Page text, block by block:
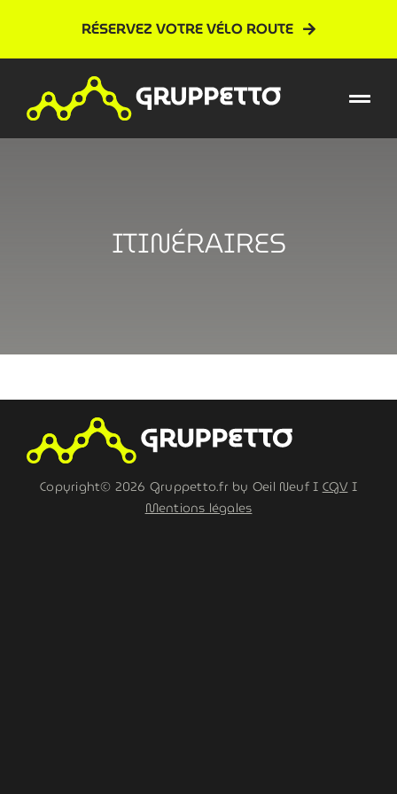
content
RÉSERVEZ VOTRE VÉLO ROUTE
ITINÉRAIRES
Copyright© 2026 Gruppetto.fr by Oeil Neuf I CGV I
Mentions légales